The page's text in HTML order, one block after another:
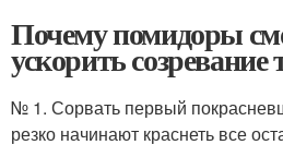
Почему помидоры
ускорить созревание
№ 1. Сорвать первый
резко начинают краснеть все